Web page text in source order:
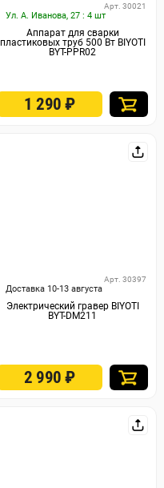
Ул. А. Иванова, 27 : 4 шт
Арт. 30021
Аппарат для сварки
пластиковых труб 500 Вт BIYOTI
BYT-PPR02
1 290₽
Доставка 10-13 августа
Арт. 30397
Электрический гравер BIYOTI
BYT-DM211
2 990₽